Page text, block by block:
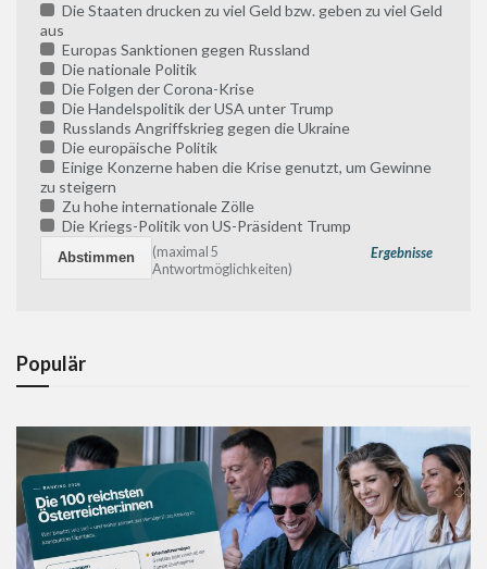
Die Staaten drucken zu viel Geld bzw. geben zu viel Geld
aus
Europas Sanktionen gegen Russland
Die nationale Politik
Die Folgen der Corona-Krise
Die Handelspolitik der USA unter Trump
Russlands Angriffskrieg gegen die Ukraine
Die europäische Politik
Einige Konzerne haben die Krise genutzt, um Gewinne
zu steigern
Zu hohe internationale Zölle
Die Kriegs-Politik von US-Präsident Trump
Ergebnisse
(maximal 5
Antwortmöglichkeiten)
Populär